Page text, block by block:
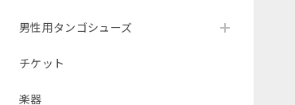
男性用タンゴシューズ
チケット
楽器